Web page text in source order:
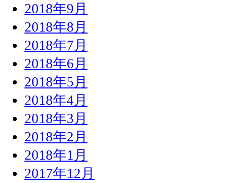
2018年9月
2018年8月
2018年7月
2018年6月
2018年5月
2018年4月
2018年3月
2018年2月
2018年1月
2017年12月